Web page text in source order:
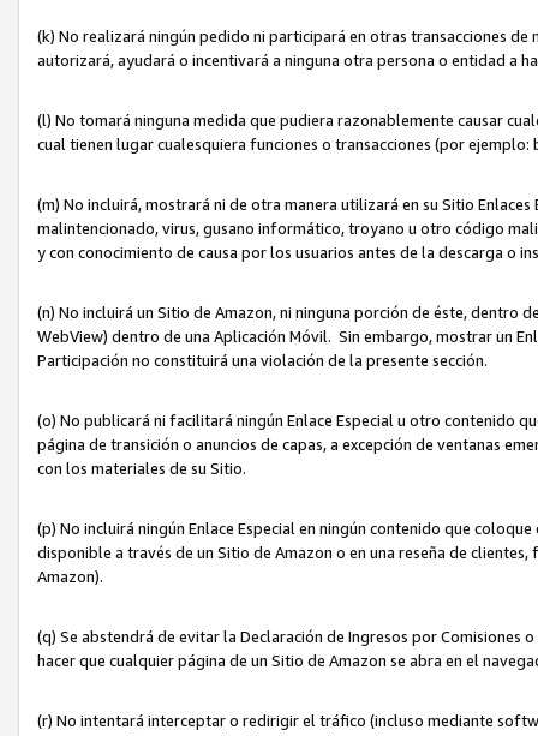
(k) No realizará ningún pedido ni participará en otras transacciones
autorizará, ayudará o incentivará a ninguna otra persona o entidad a
(l) No tomará ninguna medida que pudiera razonablemente causar
cual tienen lugar cualesquiera funciones o transacciones (por
(m) No incluirá, mostrará ni de otra manera utilizará en su Sitio
malintencionado, virus, gusano informático, troyano u otro código
y con conocimiento de causa por los usuarios antes de la descarga
(n) No incluirá un Sitio de Amazon, ni ninguna porción de éste,
WebView) dentro de una Aplicación Móvil. Sin embargo, mostrar un
Participación no constituirá una violación de la presente sección.
(o) No publicará ni facilitará ningún Enlace Especial u otro contenido
página de transición o anuncios de capas, a excepción de ventanas
con los materiales de su Sitio.
(p) No incluirá ningún Enlace Especial en ningún contenido que
disponible a través de un Sitio de Amazon o en una reseña de
Amazon).
(q) Se abstendrá de evitar la Declaración de Ingresos por
hacer que cualquier página de un Sitio de Amazon se abra en el
(r) No intentará interceptar o redirigir el tráfico (incluso mediante